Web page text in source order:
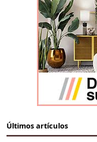
Últimos artículos